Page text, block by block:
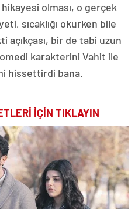
olması, o gerçek
sıcaklığı okurken bile
açıkçası, bir de tabi uzun
karakterini Vahit ile
hissettirdi bana.
İÇİN TIKLAYIN